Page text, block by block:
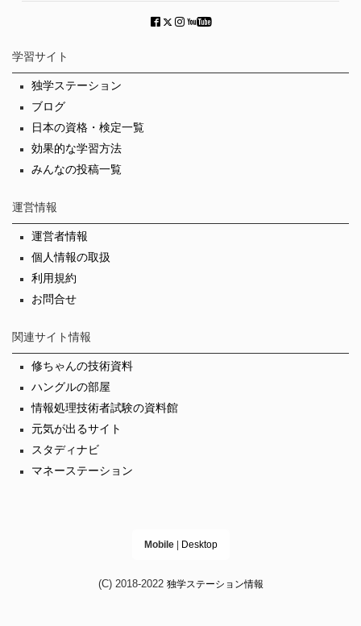
学習サイト
独学ステーション
ブログ
日本の資格・検定一覧
効果的な学習方法
みんなの投稿一覧
運営情報
運営者情報
個人情報の取扱
利用規約
お問合せ
関連サイト情報
修ちゃんの技術資料
ハングルの部屋
情報処理技術者試験の資料館
元気が出るサイト
スタディナビ
マネーステーション
Mobile| Desktop
(C) 2018-2022 独学ステーション情報